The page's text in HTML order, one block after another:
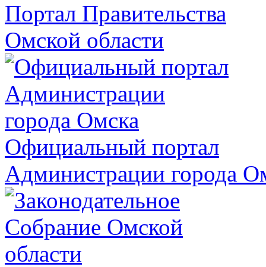
Портал Правительства
Омской области
Официальный портал
Администрации города